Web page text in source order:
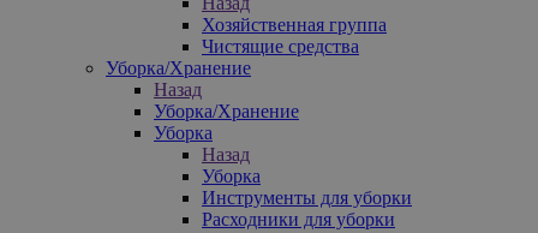
Хозяйственная группа
Чистящие средства
Уборка/Хранение
Назад
Уборка/Хранение
Уборка
Назад
Уборка
Инструменты для уборки
Расходники для уборки